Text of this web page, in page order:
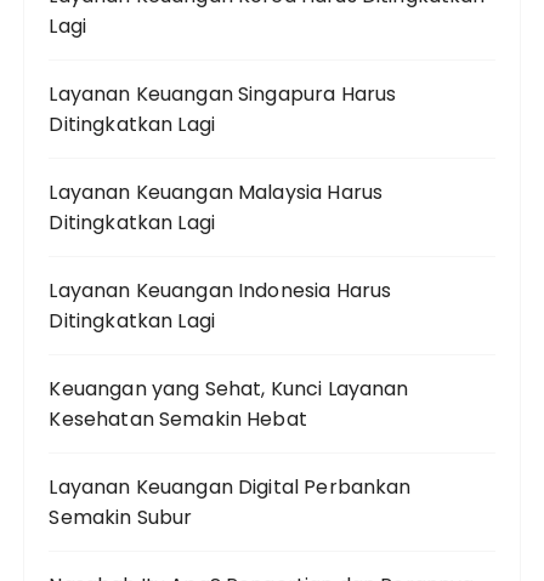
Lagi
Layanan Keuangan Singapura Harus
Ditingkatkan Lagi
Layanan Keuangan Malaysia Harus
Ditingkatkan Lagi
Layanan Keuangan Indonesia Harus
Ditingkatkan Lagi
Keuangan yang Sehat, Kunci Layanan
Kesehatan Semakin Hebat
Layanan Keuangan Digital Perbankan
Semakin Subur